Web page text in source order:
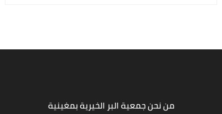
من نحن جمعية البر الخيرية بمغينية